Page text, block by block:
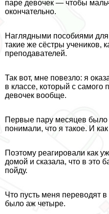
паре девочек — чтобы
окончательно.
Наглядными пособиями
такие же сёстры учеников,
преподавателей.
Так вот, мне повезло: я
в классе, который с самого
девочек вообще.
Первые пару месяцев
понимали, что я такое. И
Поэтому реагировали как
домой и сказала, что в это
пойду.
Что пусть меня переводят
было аж четыре.